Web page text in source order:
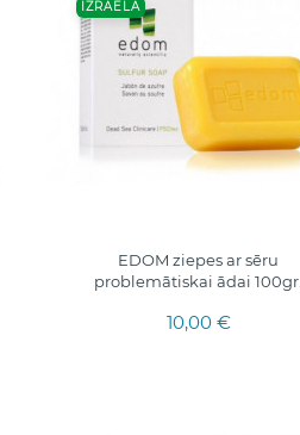
IZRAĒLA
EDOM ziepes ar sēru
problemātiskai ādai 100gr.
10,00 €